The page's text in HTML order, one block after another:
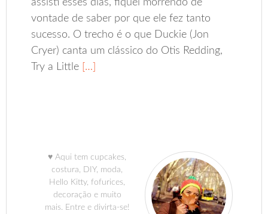
vontade de saber por que ele fez tanto
sucesso. O trecho é o que Duckie (Jon
Cryer) canta um clássico do Otis Redding,
Try a Little […]
♥ Aqui tem cupcakes,
costura, DIY, moda,
Hello Kitty, fofurices,
decoração e muito
mais. Entre e divirta-se!